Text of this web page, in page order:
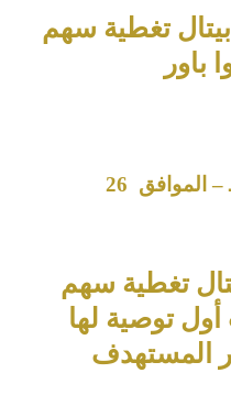
تغطية سهم
باور
.التاريخ | 09 رمضان 1447 هـ – الموافق 26
تغطية سهم
توصية لها
المستهدف